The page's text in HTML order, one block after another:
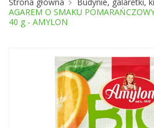
AGAREM O SMAKU
40 g - AMYLON